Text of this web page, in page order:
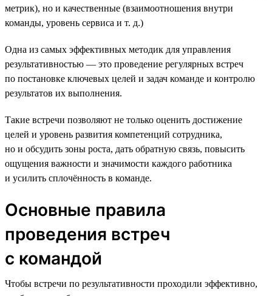
метрик), но и качественные (взаимоотношения внутри
команды, уровень сервиса и т. д.)
Одна из самых эффективных методик для управления
результативностью — это проведение регулярных встреч
по постановке ключевых целей и задач команде и контролю
результатов их выполнения.
Такие встречи позволяют не только оценить достижение
целей и уровень развития компетенций сотрудника,
но и обсудить зоны роста, дать обратную связь, повысить
ощущения важности и значимости каждого работника
и усилить сплочённость в команде.
Основные правила
проведения встреч
с командой
Чтобы встречи по результативности проходили эффективно,